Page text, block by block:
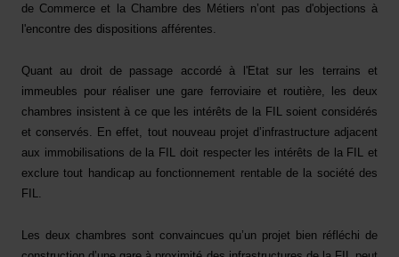
de Commerce et la Chambre des Métiers n’ont pas d'objections à
l'encontre des dispositions afférentes.
Quant au droit de passage accordé à l'Etat sur les terrains et
immeubles pour réaliser une gare ferroviaire et routière, les deux
chambres insistent à ce que les intérêts de la FIL soient considérés
et conservés. En effet, tout nouveau projet d’infrastructure adjacent
aux immobilisations de la FIL doit respecter les intérêts de la FIL et
exclure tout handicap au fonctionnement rentable de la société des
FIL.
Les deux chambres sont convaincues qu’un projet bien réfléchi de